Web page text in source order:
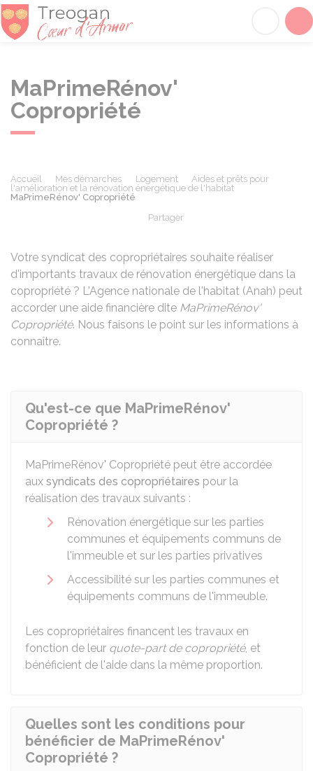
MaPrimeRénov'
Copropriété
Accueil Mes démarches Logement
Aides et prêts pour
l'amélioration et la rénovation énergétique de l'habitat
MaPrimeRénov' Copropriété
Partager
Votre syndicat des copropriétaires souhaite réaliser
d'importants travaux de rénovation énergétique dans la
copropriété ? L'Agence nationale de l'habitat (Anah) peut
accorder une aide financière dite MaPrimeRénov'
Copropriété. Nous faisons le point sur les informations à
connaître.
Qu'est-ce que MaPrimeRénov'
Copropriété ?
MaPrimeRénov' Copropriété peut être accordée
aux syndicats des copropriétaires pour la
réalisation des travaux suivants :
Rénovation énergétique sur les parties
communes et équipements communs de
l'immeuble et sur les parties privatives
Accessibilité sur les parties communes et
équipements communs de l'immeuble.
Les copropriétaires financent les travaux en
fonction de leur quote-part de copropriété, et
bénéficient de l'aide dans la même proportion.
Quelles sont les conditions pour
bénéficier de MaPrimeRénov'
Copropriété ?